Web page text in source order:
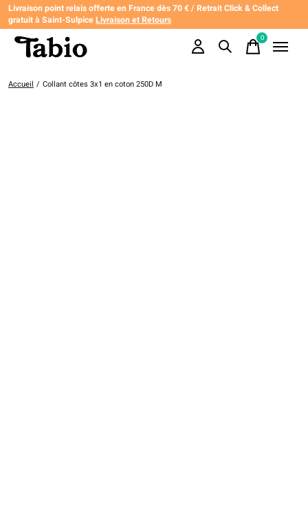
Livraison point relais offerte en France dès 70 € / Retrait Click & Collect
gratuit à Saint-SulpiceLivraison et Retours
0items
Accueil / Collant côtes 3x1 en coton 250D M